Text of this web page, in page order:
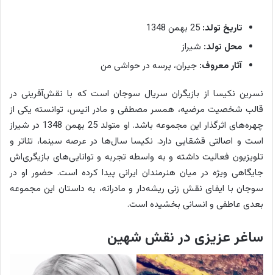
تاریخ تولد:
محل تولد: شیراز
آثار معروف: جیران، پرسه در حواشی من
نسرین نکیسا از بازیگران سریال سوجان است که با نقش‌آفرینی در
قالب شخصیت مرضیه، همسر مصطفی و مادر انیس، توانسته یکی از
چهره‌های اثرگذار این مجموعه باشد. او متولد 25 بهمن 1348 در شیراز
است و اصالتی قشقایی دارد. نکیسا سال‌ها در عرصه سینما، تئاتر و
تلویزیون فعالیت داشته و به واسطه تجربه و توانایی‌های بازیگری‌اش
جایگاهی ویژه در میان هنرمندان ایرانی پیدا کرده است. حضور او در
سوجان با ایفای نقش زنی ریشه‌دار و مادرانه، به داستان این مجموعه
بعدی عاطفی و انسانی بخشیده است.
ساغر عزیزی در نقش شهین